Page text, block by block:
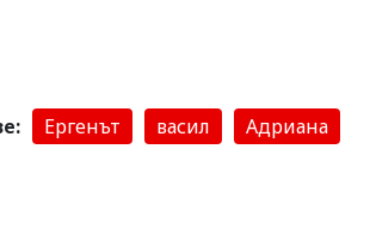
Ергенът васил Адриана